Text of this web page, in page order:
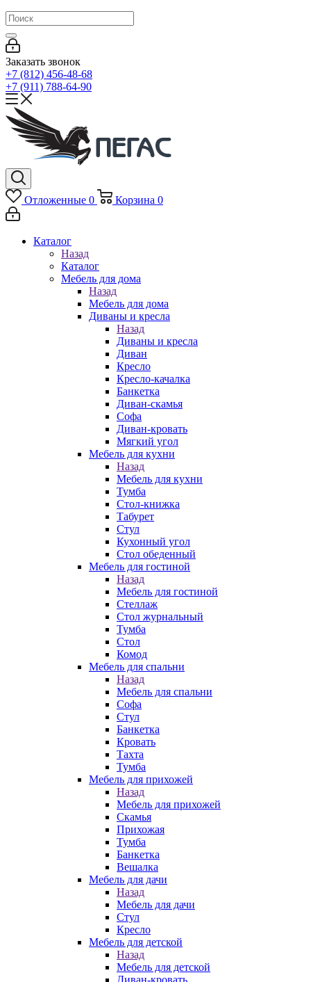
Заказать звонок
+7 (812) 456-48-68
+7 (911) 788-64-90
Отложенные 0 Корзина 0
Каталог
Назад
Каталог
Мебель для дома
Назад
Мебель для дома
Диваны и кресла
Назад
Диваны и кресла
Диван
Кресло
Кресло-качалка
Банкетка
Диван-скамья
Софа
Диван-кровать
Мягкий угол
Мебель для кухни
Назад
Мебель для кухни
Тумба
Стол-книжка
Табурет
Стул
Кухонный угол
Стол обеденный
Мебель для гостиной
Назад
Мебель для гостиной
Стеллаж
Стол журнальный
Тумба
Стол
Комод
Мебель для спальни
Назад
Мебель для спальни
Софа
Стул
Банкетка
Кровать
Тахта
Тумба
Мебель для прихожей
Назад
Мебель для прихожей
Скамья
Прихожая
Тумба
Банкетка
Вешалка
Мебель для дачи
Назад
Мебель для дачи
Стул
Кресло
Мебель для детской
Назад
Мебель для детской
Диван-кровать